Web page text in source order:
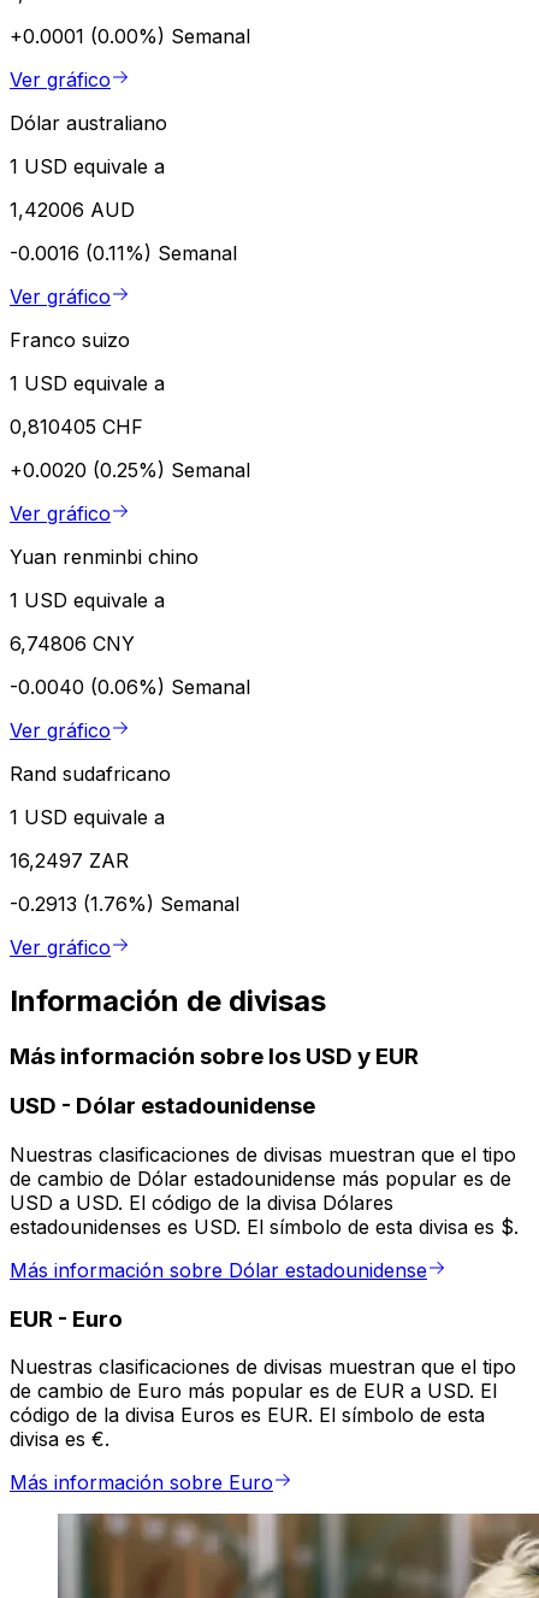
+0.0001 (0.00%) Semanal
Ver gráfico
Dólar australiano
1 USD equivale a
1,42006 AUD
-0.0016 (0.11%) Semanal
Ver gráfico
Franco suizo
1 USD equivale a
0,810405 CHF
+0.0020 (0.25%) Semanal
Ver gráfico
Yuan renminbi chino
1 USD equivale a
6,74806 CNY
-0.0040 (0.06%) Semanal
Ver gráfico
Rand sudafricano
1 USD equivale a
16,2497 ZAR
-0.2913 (1.76%) Semanal
Ver gráfico
Información de divisas
Más información sobre los USD y EUR
USD - Dólar estadounidense
Nuestras clasificaciones de divisas muestran que el tipo
de cambio de Dólar estadounidense más popular es de
USD a USD. El código de la divisa Dólares
estadounidenses es USD. El símbolo de esta divisa es $.
Más información sobre Dólar estadounidense
EUR - Euro
Nuestras clasificaciones de divisas muestran que el tipo
de cambio de Euro más popular es de EUR a USD. El
código de la divisa Euros es EUR. El símbolo de esta
divisa es €.
Más información sobre Euro